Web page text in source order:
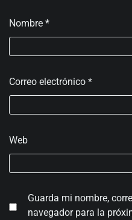
Nombre *
Correo electrónico *
Web
Guarda mi nombre,
navegador para la